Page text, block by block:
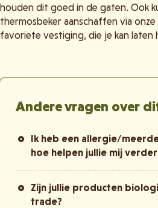
houden dit goed in de gaten. Ook
thermosbeker aanschaffen via
favoriete vestiging, die je kan laten
Andere vragen over
Ik heb een allergie/
hoe helpen jullie mij
Zijn jullie producten
trade?